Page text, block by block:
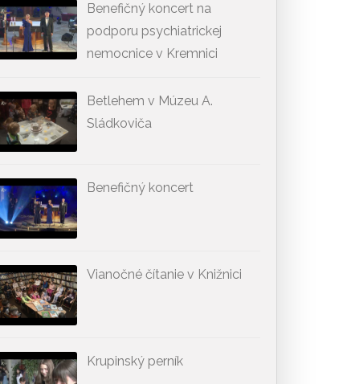
Benefičný koncert na
podporu psychiatrickej
nemocnice v Kremnici
Betlehem v Múzeu A.
Sládkoviča
Benefičný koncert
Vianočné čítanie v Knižnici
Krupinský perník